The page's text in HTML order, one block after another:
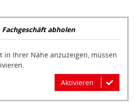
abholen
in Ihrer Nähe anzuzeigen, müssen
Aktivieren